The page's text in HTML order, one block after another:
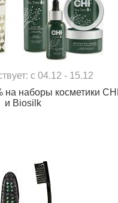
с 04.12 - 15.12
наборы косметики CHI
и Biosilk